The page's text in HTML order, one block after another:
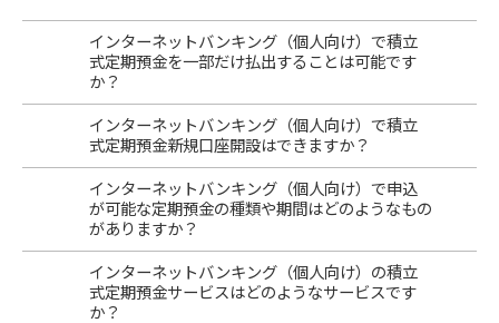
インターネットバンキング（個人向け）で積立
式定期預金を一部だけ払出することは可能です
か？
インターネットバンキング（個人向け）で積立
式定期預金新規口座開設はできますか？
インターネットバンキング（個人向け）で申込
が可能な定期預金の種類や期間はどのようなもの
がありますか？
インターネットバンキング（個人向け）の積立
式定期預金サービスはどのようなサービスです
か？